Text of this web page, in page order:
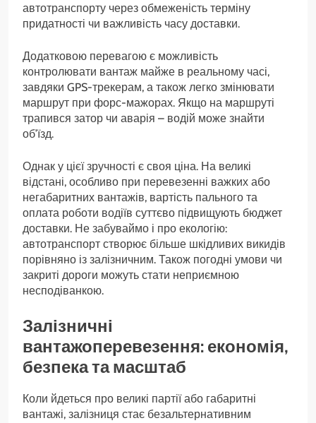
автотранспорту через обмеженість терміну
придатності чи важливість часу доставки.
Додатковою перевагою є можливість
контролювати вантаж майже в реальному часі,
завдяки GPS-трекерам, а також легко змінювати
маршрут при форс-мажорах. Якщо на маршруті
трапився затор чи аварія – водій може знайти
об’їзд.
Однак у цієї зручності є своя ціна. На великі
відстані, особливо при перевезенні важких або
негабаритних вантажів, вартість пального та
оплата роботи водіїв суттєво підвищують бюджет
доставки. Не забуваймо і про екологію:
автотранспорт створює більше шкідливих викидів
порівняно із залізничним. Також погодні умови чи
закриті дороги можуть стати неприємною
несподіванкою.
Залізничні
вантажоперевезення: економія,
безпека та масштаб
Коли йдеться про великі партії або габаритні
вантажі, залізниця стає безальтернативним